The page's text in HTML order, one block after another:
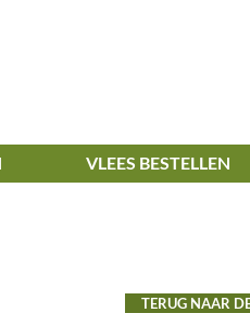
VLEES BESTELLEN
TERUG NAAR